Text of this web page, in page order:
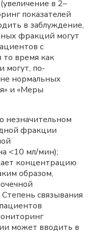
в 2–
показателей
в заблуждение,
фракций могут
с
то время как
могут, по-
нормальных
и «Меры
незначительном
фракции
<10 мл/мин);
концентрацию
образом,
связывания
может вводить в